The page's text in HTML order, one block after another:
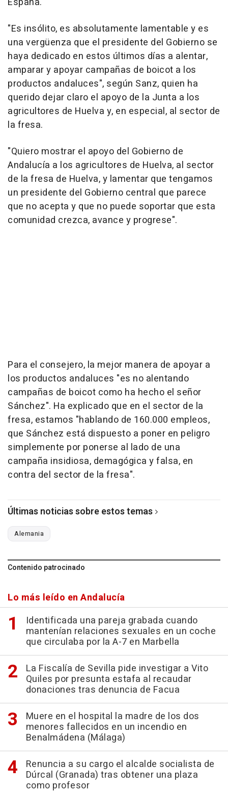
"Es insólito, es absolutamente lamentable y es
una vergüenza que el presidente del Gobierno se
haya dedicado en estos últimos días a alentar,
amparar y apoyar campañas de boicot a los
productos andaluces", según Sanz, quien ha
querido dejar claro el apoyo de la Junta a los
agricultores de Huelva y, en especial, al sector de
la fresa.
"Quiero mostrar el apoyo del Gobierno de
Andalucía a los agricultores de Huelva, al sector
de la fresa de Huelva, y lamentar que tengamos
un presidente del Gobierno central que parece
que no acepta y que no puede soportar que esta
comunidad crezca, avance y progrese".
Para el consejero, la mejor manera de apoyar a
los productos andaluces "es no alentando
campañas de boicot como ha hecho el señor
Sánchez". Ha explicado que en el sector de la
fresa, estamos "hablando de 160.000 empleos,
que Sánchez está dispuesto a poner en peligro
simplemente por ponerse al lado de una
campaña insidiosa, demagógica y falsa, en
contra del sector de la fresa".
Últimas noticias sobre estos temas
Alemania
Contenido patrocinado
Lo más leído en Andalucía
Identificada una pareja grabada cuando
mantenían relaciones sexuales en un coche
que circulaba por la A-7 en Marbella
La Fiscalía de Sevilla pide investigar a Vito
Quiles por presunta estafa al recaudar
donaciones tras denuncia de Facua
Muere en el hospital la madre de los dos
menores fallecidos en un incendio en
Benalmádena (Málaga)
Renuncia a su cargo el alcalde socialista de
Dúrcal (Granada) tras obtener una plaza
como profesor